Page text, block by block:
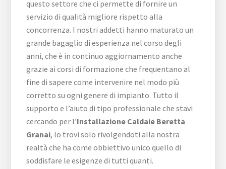
questo settore che ci permette di fornire un
servizio di qualità migliore rispetto alla
concorrenza. I nostri addetti hanno maturato un
grande bagaglio di esperienza nel corso degli
anni, che è in continuo aggiornamento anche
grazie ai corsi di formazione che frequentano al
fine di sapere come intervenire nel modo più
corretto su ogni genere di impianto. Tutto il
supporto e l’aiuto di tipo professionale che stavi
cercando per l’Installazione Caldaie Beretta
Granai, lo trovi solo rivolgendoti alla nostra
realtà che ha come obbiettivo unico quello di
soddisfare le esigenze di tutti quanti.